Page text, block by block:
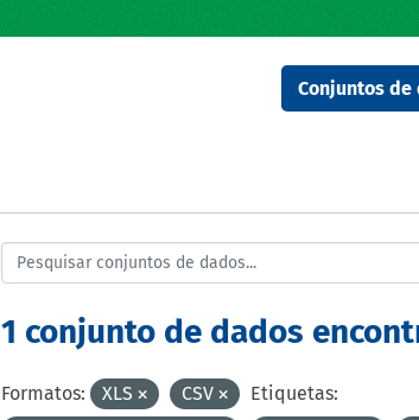
Conjuntos de
1 conjunto de dados
Formatos: XLS CSV
Etiquetas: